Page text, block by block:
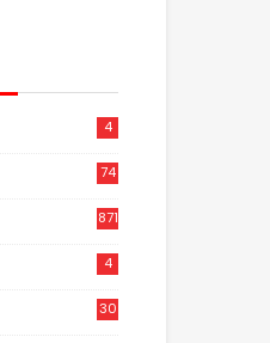
4
74
871
4
30